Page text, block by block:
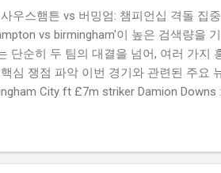
우스햄튼 vs 버밍엄: 챔피언십 격돌 집
vs birmingham'이 높은 검색량을
단순히 두 팀의 대결을 넘어, 여러 가지
심 쟁점 파악 이번 경기와 관련된 주요
City ft £7m striker Damion Downs :
관심도를 반영합니다. Chris Davies:
: 버밍엄 시티의 크리스 데이비스 감독